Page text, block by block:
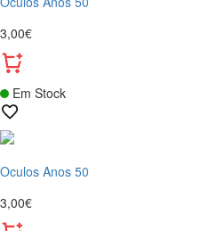
3,00€
Em Stock
Oculos Anos 50
3,00€